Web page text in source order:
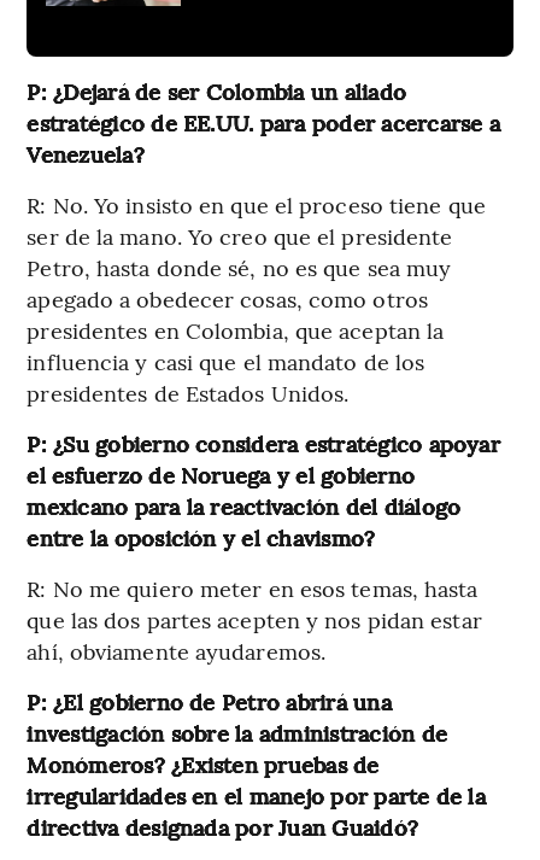
P: ¿Dejará de ser Colombia un aliado
estratégico de EE.UU. para poder acercarse a
Venezuela?
R: No. Yo insisto en que el proceso tiene que
ser de la mano. Yo creo que el presidente
Petro, hasta donde sé, no es que sea muy
apegado a obedecer cosas, como otros
presidentes en Colombia, que aceptan la
influencia y casi que el mandato de los
presidentes de Estados Unidos.
P: ¿Su gobierno considera estratégico apoyar
el esfuerzo de Noruega y el gobierno
mexicano para la reactivación del diálogo
entre la oposición y el chavismo?
R: No me quiero meter en esos temas, hasta
que las dos partes acepten y nos pidan estar
ahí, obviamente ayudaremos.
P: ¿El gobierno de Petro abrirá una
investigación sobre la administración de
Monómeros? ¿Existen pruebas de
irregularidades en el manejo por parte de la
directiva designada por Juan Guaidó?